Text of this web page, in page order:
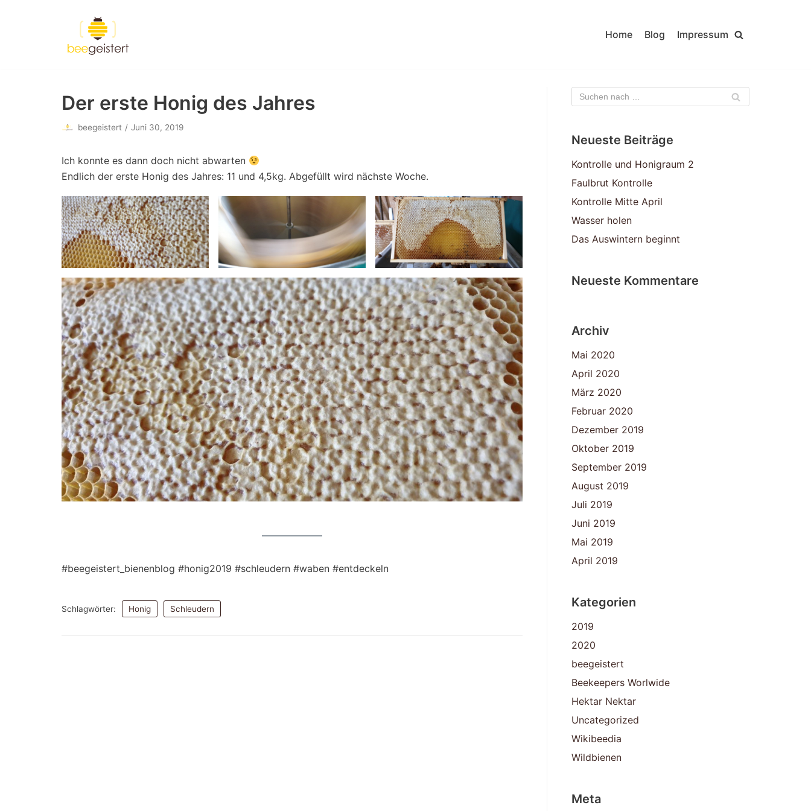
Home Blog Impressum
Der erste Honig des Jahres
beegeistert Juni 30, 2019
Ich konnte es dann doch nicht abwarten
Endlich der erste Honig des Jahres: 11 und 4,5kg. Abgefüllt wird nächste Woche.
#beegeistert_bienenblog #honig2019 #schleudern #waben #entdeckeln
Schlagwörter: Honig Schleudern
Neueste Beiträge
Kontrolle und Honigraum 2
Faulbrut Kontrolle
Kontrolle Mitte April
Wasser holen
Das Auswintern beginnt
Neueste Kommentare
Archiv
Mai 2020
April 2020
März 2020
Februar 2020
Dezember 2019
Oktober 2019
September 2019
August 2019
Juli 2019
Juni 2019
Mai 2019
April 2019
Kategorien
2019
2020
beegeistert
Beekeepers Worlwide
Hektar Nektar
Uncategorized
Wikibeedia
Wildbienen
Meta